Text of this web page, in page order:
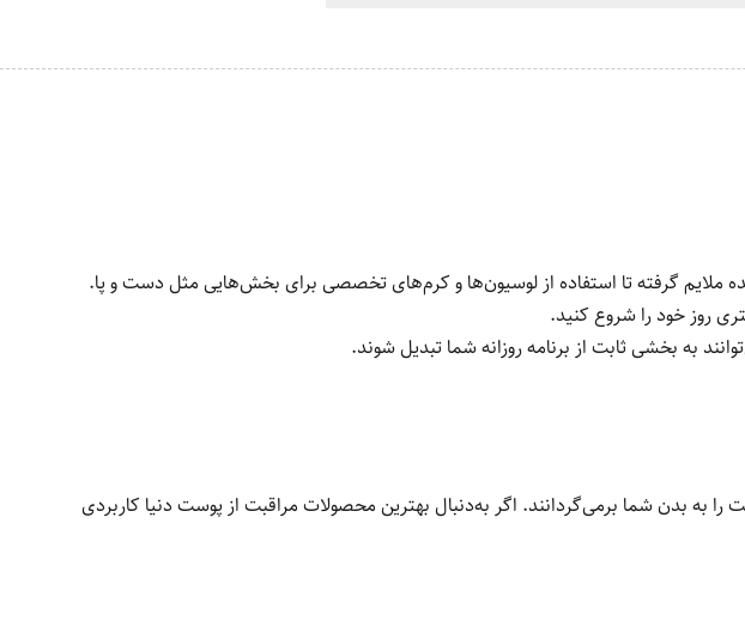
ملایم گرفته تا استفاده از لوسیون‌ها و کرم‌های تخصصی برای بخش‌هایی مثل دست و پا.
روز خود را شروع کنید.
به بخشی ثابت از برنامه روزانه شما تبدیل شوند.
بدن شما برمی‌گردانند. اگر به‌دنبال بهترین محصولات مراقبت از پوست دنیا کاربردی